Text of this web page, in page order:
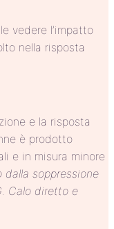
vedere l’impatto
nella risposta
e la risposta
è prodotto
e in misura minore
soppressione
Calo diretto e